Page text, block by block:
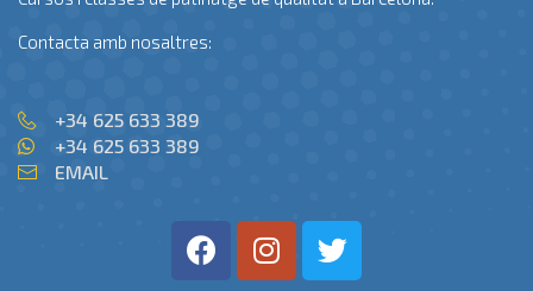
Contacta amb nosaltres:
+34 625 633 389
+34 625 633 389
EMAIL